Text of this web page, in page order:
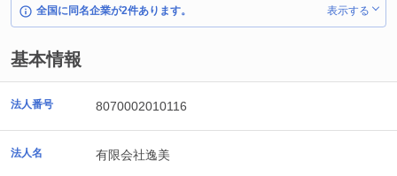
全国に同名企業が2件あります。 表示する
基本情報
法人番号 8070002010116
法人名 有限会社逸美